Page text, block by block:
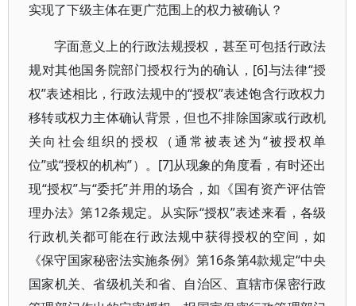
实现了下级主体在更广范围上的权力被确认？
字面意义上的行政法规授权，甚至可包括行政法
规对其他国务院部门授权行为的确认，[6]与法律“授
权”表述相比，行政法规中的“授权”表述饱含行政权力
移转或权力主体确认背景，但也不排除国家或行政机
关向社会组织的授权（通常被表述为“被授权单
位”或“授权的机构”）。[7]从现象的角度看，有时还出
现“授权”与“委托”并用的场合，如《国有资产评估管
理办法》第12条规定。从实际“授权”表述来看，各级
行政机关都可能在行政法规中获得授权的空间，如
《保守国家秘密法实施条例》第16条第4款规定“中央
国家机关、省级机关和省、自治区、直辖市保密行政